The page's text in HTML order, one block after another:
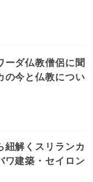
ーダ仏教僧侶に聞
の今と仏教につい
紐解くスリランカ
ワ建築・セイロン